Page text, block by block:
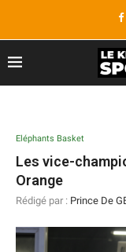
Eléphants Basket
Les vice-
Orange
Rédigé par : Prince De